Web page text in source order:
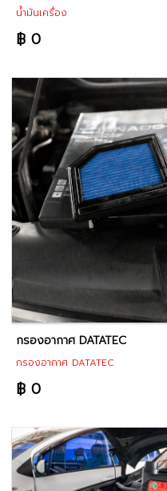
น้ำมันเครื่อง
฿ 0
กรองอากาศ DATATEC
กรองอากาศ DATATEC
฿ 0